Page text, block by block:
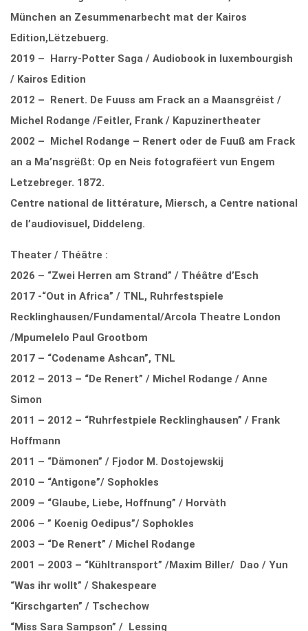
München an Zesummenarbecht mat der Kairos
Edition,Lëtzebuerg.
2019 – Harry-Potter Saga / Audiobook in luxembourgish
/ Kairos Edition
2012 – Renert. De Fuuss am Frack an a Maansgréist /
Michel Rodange /Feitler, Frank / Kapuzinertheater
2002 – Michel Rodange – Renert oder de Fuuß am Frack
an a Ma’nsgrëßt: Op en Neis fotografëert vun Engem
Letzebreger. 1872.
Centre national de littérature, Miersch, a Centre national
de l’audiovisuel, Diddeleng.
Theater / Théâtre :
2026 – “Zwei Herren am Strand” / Théâtre d’Esch
2017 -“Out in Africa” / TNL, Ruhrfestspiele
Recklinghausen/Fundamental/Arcola Theatre London
/Mpumelelo Paul Grootbom
2017 – “Codename Ashcan”, TNL
2012 – 2013 – “De Renert” / Michel Rodange / Anne
Simon
2011 – 2012 – “Ruhrfestpiele Recklinghausen” / Frank
Hoffmann
2011 – “Dämonen” / Fjodor M. Dostojewskij
2010 – “Antigone”/ Sophokles
2009 – “Glaube, Liebe, Hoffnung” / Horvàth
2006 – ” Koenig Oedipus”/ Sophokles
2003 – “De Renert” / Michel Rodange
2001 – 2003 – “Kühltransport” /Maxim Biller/ Dao / Yun
“Was ihr wollt” / Shakespeare
“Kirschgarten” / Tschechow
“Miss Sara Sampson” / Lessing